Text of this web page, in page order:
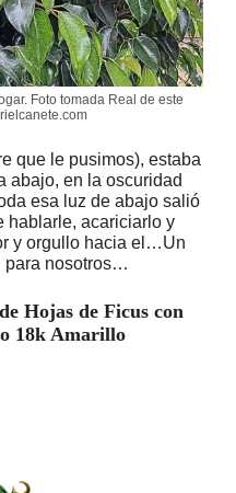
Foto tomada Real de este
que le pusimos), estaba
abajo, en la oscuridad
esa luz de abajo salió
acariciarlo y
y orgullo hacia el…Un
para nosotros…
Hojas de Ficus con
18k Amarillo